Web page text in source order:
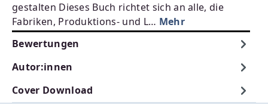
gestalten Dieses Buch richtet sich an alle, die
Fabriken, Produktions- und L… Mehr
Bewertungen
Autor:innen
Cover Download